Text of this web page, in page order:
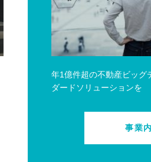
年1億件超の不動産ビッグ
ダードソリューションを
事業